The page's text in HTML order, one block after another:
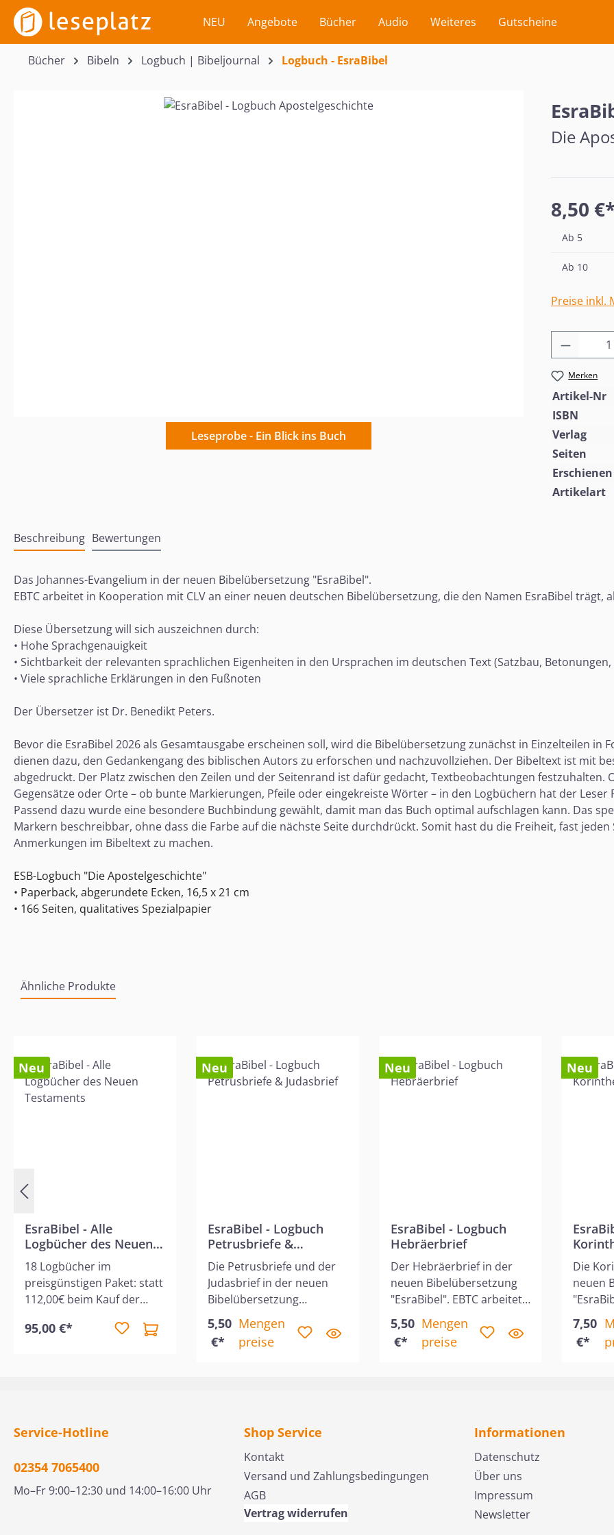
Hauptinhalt springen
Zur Suche springen
Zur Hauptnavigation springen NEU Angebote Bücher Audio Weiteres Gutscheine
Bücher Bibeln Logbuch | Bibeljournal Logbuch - EsraBibel
Leseprobe - Ein Blick ins Buch
Die
8,50
Ab 5
Ab 10
Preise inkl.
Merken
Artikel-Nr
ISBN
Verlag
Seiten
Erschienen
Artikelart
Beschreibung Bewertungen
Das Johannes-Evangelium in der neuen Bibelübersetzung "EsraBibel".
EBTC arbeitet in Kooperation mit CLV an einer neuen deutschen Bibelübersetzung, die den Namen EsraBibel trägt,
Diese Übersetzung will sich auszeichnen durch:
• Hohe Sprachgenauigkeit
• Sichtbarkeit der relevanten sprachlichen Eigenheiten in den Ursprachen im deutschen Text (Satzbau,
• Viele sprachliche Erklärungen in den Fußnoten
Der Übersetzer ist Dr. Benedikt Peters.
Bevor die EsraBibel 2026 als Gesamtausgabe erscheinen soll, wird die Bibelübersetzung zunächst in Einzelteilen
dienen dazu, den Gedankengang des biblischen Autors zu erforschen und nachzuvollziehen. Der Bibeltext ist mit
abgedruckt. Der Platz zwischen den Zeilen und der Seitenrand ist dafür gedacht, Textbeobachtungen festzuhalten.
Gegensätze oder Orte – ob bunte Markierungen, Pfeile oder eingekreiste Wörter – in den Logbüchern hat der
Passend dazu wurde eine besondere Buchbindung gewählt, damit man das Buch optimal aufschlagen kann. Das
Markern beschreibbar, ohne dass die Farbe auf die nächste Seite durchdrückt. Somit hast du die Freiheit, fast
Anmerkungen im Bibeltext zu machen.
ESB-Logbuch "Die Apostelgeschichte"
• Paperback, abgerundete Ecken, 16,5 x 21 cm
• 166 Seiten, qualitatives Spezialpapier
Ähnliche Produkte
Neu
EsraBibel - Alle
Logbücher des Neuen
Testaments
18 Logbücher im
preisgünstigen Paket: statt
112,00€ beim Kauf der
95,00€ !! Die Übersetzung
Set und zu einem
arbeitet in Kooperation
deutschen
95,00 €*
Neu
EsraBibel - Logbuch
Petrusbriefe &
Judasbrief
Die Petrusbriefe und der
Judasbrief in der neuen
Bibelübersetzung
"EsraBibel". EBTC arbeitet
in Kooperation mit CLV an
einer neuen deutschen
auszeichnen durch: • Hohe
Sichtbarkeit der
relevanten sprachlichen
Eigenheiten in den
Ursprachen im deutschen
5,50
€*
Mengen
preise
Neu
EsraBibel - Logbuch
Hebräerbrief
Der Hebräerbrief in der
neuen Bibelübersetzung
"EsraBibel". EBTC arbeitet
in Kooperation mit CLV an
einer neuen deutschen
Bibelübersetzung, die den
Sprachgenauigkeit •
relevanten sprachlichen
Eigenheiten in den
Ursprachen im deutschen
5,50
€*
Mengen
preise
Neu
Die
neuen
in
einer
7,50
€*
Service-Hotline
02354 7065400
Mo–Fr 9:00–12:30 und 14:00–16:00 Uhr
Shop Service
Kontakt
Versand und Zahlungsbedingungen
AGB
Vertrag widerrufen
Informationen
Datenschutz
Über uns
Impressum
Newsletter